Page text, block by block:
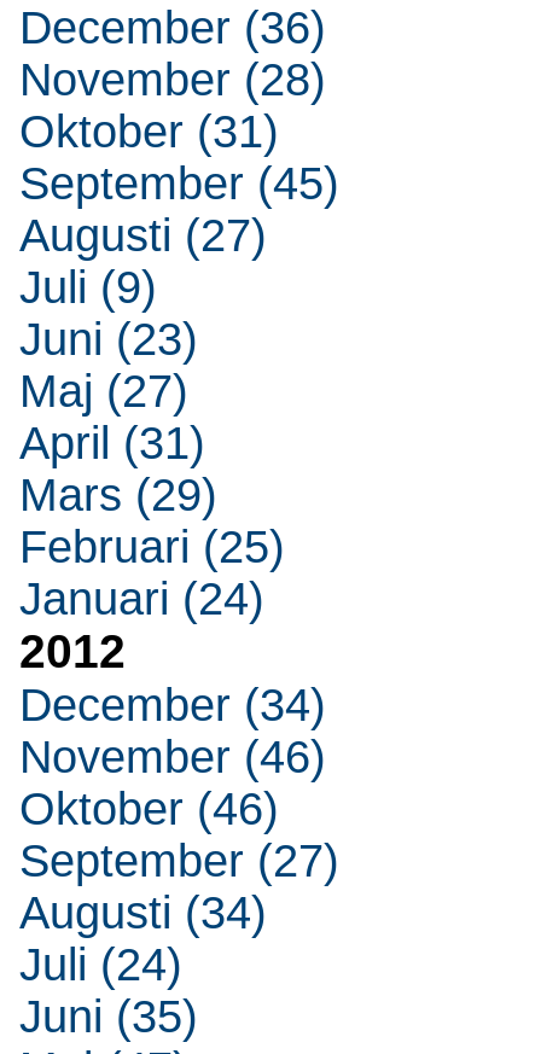
December (36)
November (28)
Oktober (31)
September (45)
Augusti (27)
Juli (9)
Juni (23)
Maj (27)
April (31)
Mars (29)
Februari (25)
Januari (24)
2012
December (34)
November (46)
Oktober (46)
September (27)
Augusti (34)
Juli (24)
Juni (35)